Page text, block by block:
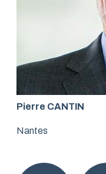
Pierre CANTIN
Nantes